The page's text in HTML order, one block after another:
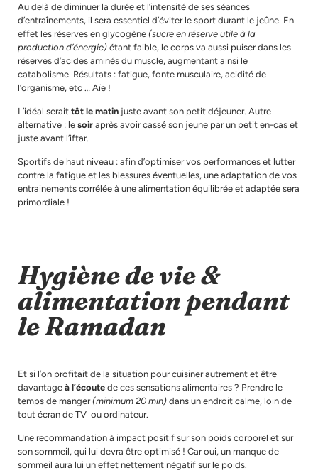
Au delà de diminuer la durée et l’intensité de ses séances
d’entraînements, il sera essentiel d’éviter le sport durant le jeûne. En
effet les réserves en glycogène (sucre en réserve utile à la
production d’énergie) étant faible, le corps va aussi puiser dans les
réserves d’acides aminés du muscle, augmentant ainsi le
catabolisme. Résultats : fatigue, fonte musculaire, acidité de
l’organisme, etc … Aïe !
L’idéal serait tôt le matin juste avant son petit déjeuner. Autre
alternative : le soir après avoir cassé son jeune par un petit en-cas et
juste avant l’iftar.
Sportifs de haut niveau : afin d’optimiser vos performances et lutter
contre la fatigue et les blessures éventuelles, une adaptation de vos
entrainements corrélée à une alimentation équilibrée et adaptée sera
primordiale !
Hygiène de vie &
alimentation pendant
le Ramadan
Et si l’on profitait de la situation pour cuisiner autrement et être
davantage à l’écoute de ces sensations alimentaires ? Prendre le
temps de manger(minimum 20 min) dans un endroit calme, loin de
tout écran de TV ou ordinateur.
Une recommandation à impact positif sur son poids corporel et sur
son sommeil, qui lui devra être optimisé ! Car oui, un manque de
sommeil aura lui un effet nettement négatif sur le poids.